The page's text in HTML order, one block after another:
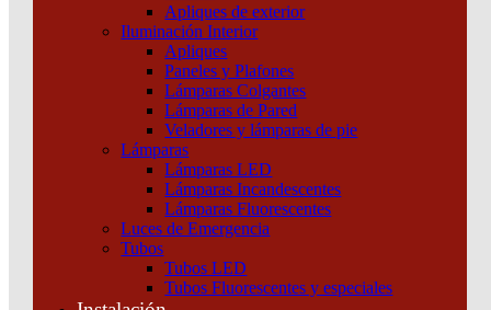
Apliques de exterior
Iluminación Interior
Apliques
Paneles y Plafones
Lámparas Colgantes
Lámparas de Pared
Veladores y lámparas de pie
Lámparas
Lámparas LED
Lámparas Incandescentes
Lámparas Fluorescentes
Luces de Emergencia
Tubos
Tubos LED
Tubos Fluorescentes y especiales
Productos relacionados